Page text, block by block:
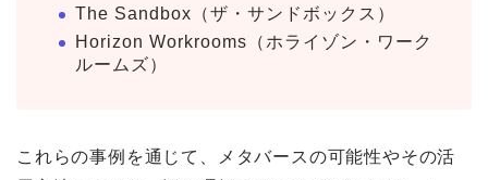
The Sandbox（ザ・サンドボックス）
Horizon Workrooms（ホライゾン・ワーク
ルームズ）
これらの事例を通じて、メタバースの可能性やその活